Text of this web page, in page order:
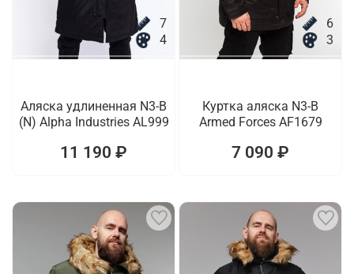
7
4
Аляска удлиненная N3-B
(N) Alpha Industries AL999
11 190 ₽
6
3
Куртка аляска N3-B
Armed Forces AF1679
7 090 ₽